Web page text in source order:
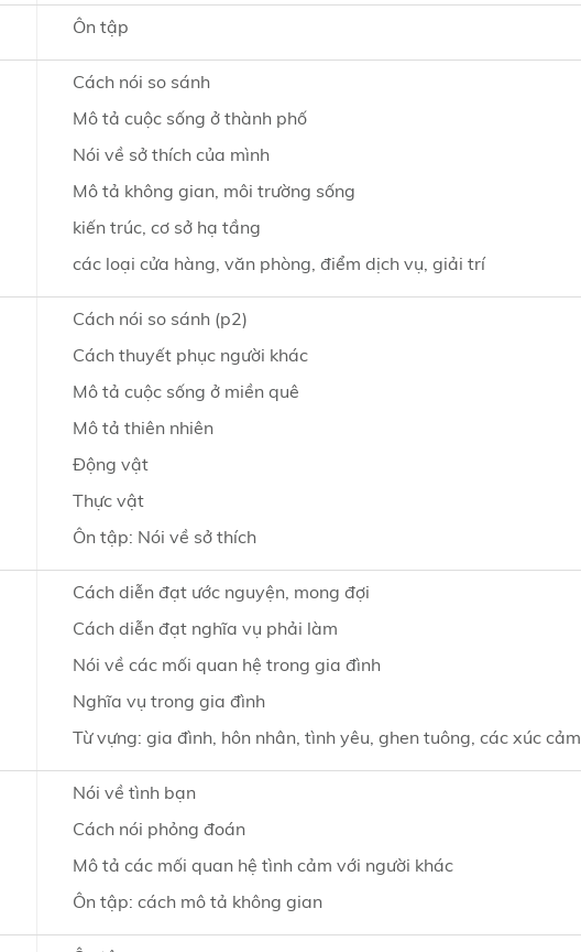
Ôn tập
Cách nói so sánh
Mô tả cuộc sống ở thành phố
Nói về sở thích của mình
Mô tả không gian, môi trường sống
kiến trúc, cơ sở hạ tầng
các loại cửa hàng, văn phòng, điểm dịch vụ, giải trí
Cách nói so sánh (p2)
Cách thuyết phục người khác
Mô tả cuộc sống ở miền quê
Mô tả thiên nhiên
Động vật
Thực vật
Ôn tập: Nói về sở thích
Cách diễn đạt ước nguyện, mong đợi
Cách diễn đạt nghĩa vụ phải làm
Nói về các mối quan hệ trong gia đình
Nghĩa vụ trong gia đình
Từ vựng: gia đình, hôn nhân, tình yêu, ghen tuông, các xúc cảm
Nói về tình bạn
Cách nói phỏng đoán
Mô tả các mối quan hệ tình cảm với người khác
Ôn tập: cách mô tả không gian